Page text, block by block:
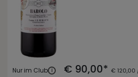
Nur im Club i € 90,00* € 120,00